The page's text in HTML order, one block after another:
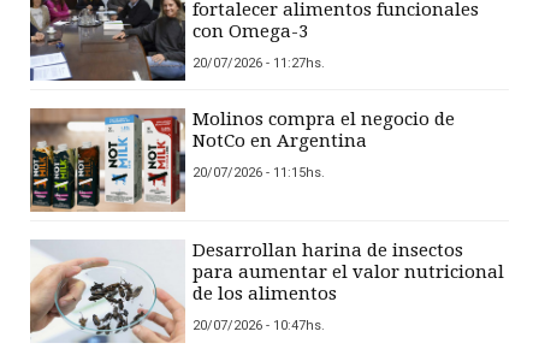
fortalecer alimentos funcionales
con Omega-3
20/07/2026 - 11:27hs.
Molinos compra el negocio de
NotCo en Argentina
20/07/2026 - 11:15hs.
Desarrollan harina de insectos
para aumentar el valor nutricional
de los alimentos
20/07/2026 - 10:47hs.